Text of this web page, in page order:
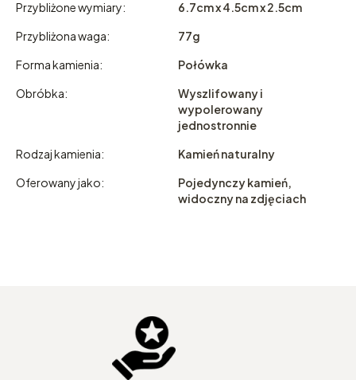
Przybliżone wymiary:
6.7cm x 4.5cm x 2.5cm
Przybliżona waga:
77g
Forma kamienia:
Połówka
Obróbka:
Wyszlifowany i
wypolerowany
jednostronnie
Rodzaj kamienia:
Kamień naturalny
Oferowany jako:
Pojedynczy kamień,
widoczny na zdjęciach